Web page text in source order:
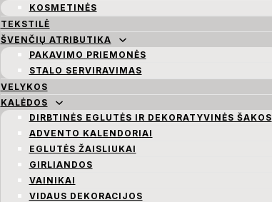
KOSMETINĖS
TEKSTILĖ
ŠVENČIŲ ATRIBUTIKA
PAKAVIMO PRIEMONĖS
STALO SERVIRAVIMAS
VELYKOS
KALĖDOS
DIRBTINĖS EGLUTĖS IR DEKORATYVINĖS ŠAKOS
ADVENTO KALENDORIAI
EGLUTĖS ŽAISLIUKAI
GIRLIANDOS
VAINIKAI
VIDAUS DEKORACIJOS